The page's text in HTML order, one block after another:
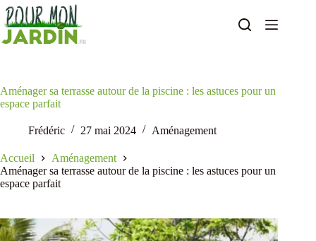
Passer
au
contenu
Aménager sa terrasse autour de la piscine : les astuces pour un
espace parfait
Frédéric 27 mai 2024 Aménagement
Accueil
Aménagement
Aménager sa terrasse autour de la piscine : les astuces pour un
espace parfait